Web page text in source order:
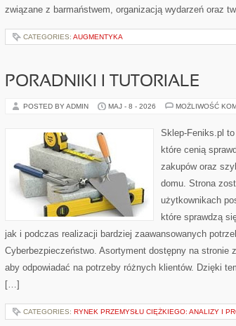
związane z barmaństwem, organizacją wydarzeń oraz
CATEGORIES: AUGMENTYKA
PORADNIKI I TUTORIALE
POSTED BY ADMIN MAJ - 8 - 2026 MOŻLIWOŚĆ
Sklep-Feniks.pl
które cenią
zakupów oraz
domu. Strona
użytkownikach
które sprawdzą
jak i podczas realizacji bardziej zaawansowanych
Cyberbezpieczeństwo. Asortyment dostępny na stronie
aby odpowiadać na potrzeby różnych klientów. Dzięki
[…]
CATEGORIES: RYNEK PRZEMYSŁU CIĘŻKIEGO: ANALIZY I